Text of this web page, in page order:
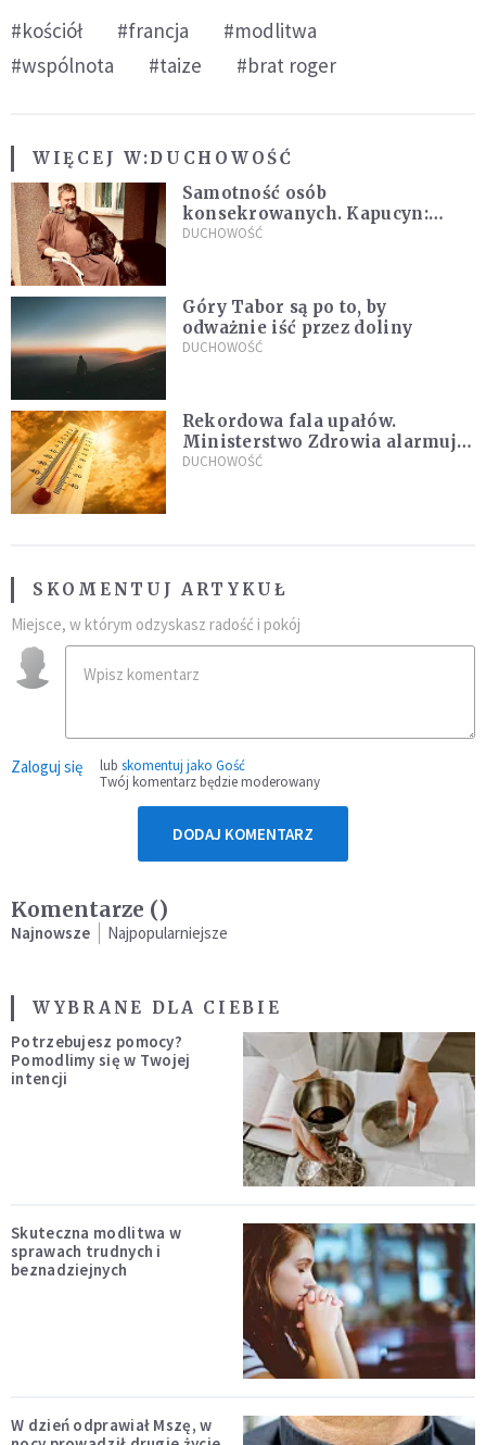
#kościół #francja
#modlitwa
#wspólnota
#taize #brat roger
WIĘCEJ W:DUCHOWOŚĆ
Samotność osób
konsekrowanych. Kapucyn:
Życie w pojedynkę rzadko jest
DUCHOWOŚĆ
Góry Tabor są po to, by
odważnie iść przez doliny
DUCHOWOŚĆ
Rekordowa fala upałów.
Ministerstwo Zdrowia alarmuje
po doświadczeniach z czerwca
DUCHOWOŚĆ
SKOMENTUJ ARTYKUŁ
Miejsce, w którym odzyskasz radość i pokój
Zaloguj się lub skomentuj jako Gość
Twój komentarz będzie moderowany
DODAJ KOMENTARZ
Komentarze ()
Najnowsze Najpopularniejsze
WYBRANE DLA CIEBIE
Potrzebujesz pomocy?
Pomodlimy się w Twojej
intencji
Skuteczna modlitwa w
sprawach trudnych i
beznadziejnych
W dzień odprawiał Mszę, w